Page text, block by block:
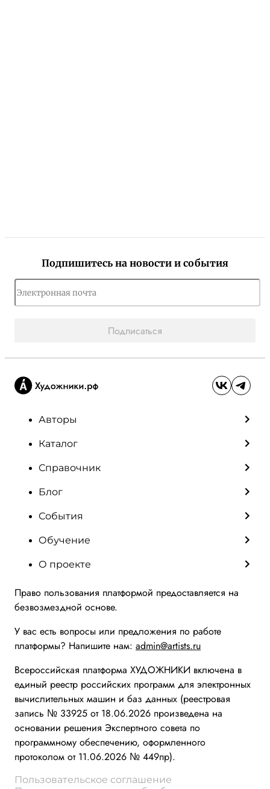
Подпишитесь на новости и события
Подписаться
Авторы
Каталог
Справочник
Блог
События
Обучение
О проекте
Право пользования платформой предоставляется на
безвозмездной основе.
У вас есть вопросы или предложения по работе
платформы? Напишите нам: admin@artists.ru
Всероссийская платформа ХУДОЖНИКИ включена в
единый реестр российских программ для электронных
вычислительных машин и баз данных (реестровая
запись № 33925 от 18.06.2026 произведена на
основании решения Экспертного совета по
программному обеспечению, оформленного
протоколом от 11.06.2026 № 449пр).
Пользовательское соглашение